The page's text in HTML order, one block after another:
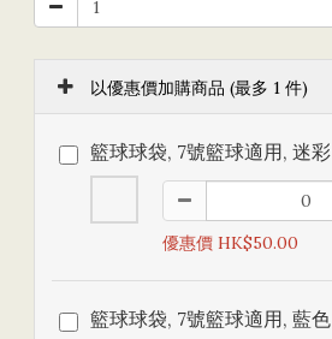
以優惠價加購商品 (最多 1 件)
籃球球袋, 7號籃球適用, 迷彩
優惠價 HK$50.00
籃球球袋, 7號籃球適用, 藍色